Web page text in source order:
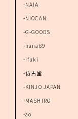
-NAIA
-NIOCAN
-G-GOODS
-nana89
-ifuki
-仿古堂
-KINJO JAPAN
-MASHIRO
-ao